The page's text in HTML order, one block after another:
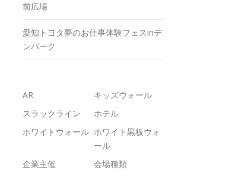
前広場
愛知トヨタ夢のお仕事体験フェスinデ
ンパーク
AR
キッズウォール
スラックライン
ホテル
ホワイトウォール ホワイト黒板ウォ
ール
企業主催
会場種類